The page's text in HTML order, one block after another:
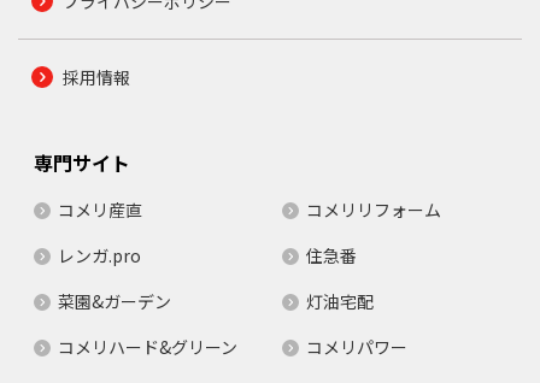
採用情報
専門サイト
コメリ産直
コメリリフォーム
レンガ.pro
住急番
菜園&ガーデン
灯油宅配
コメリハード&グリーン
コメリパワー